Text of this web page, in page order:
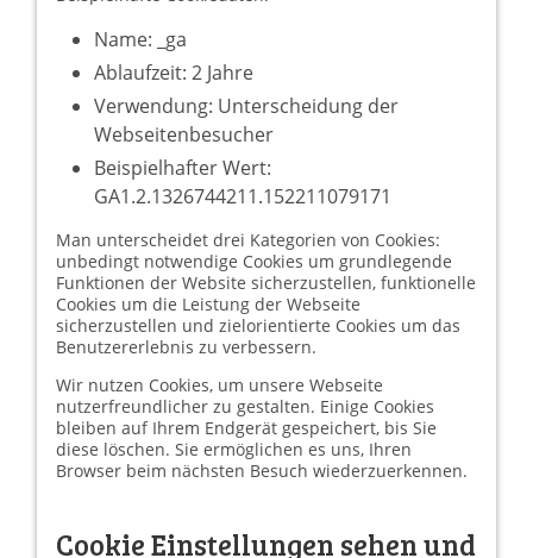
Name: _ga
Ablaufzeit: 2 Jahre
Verwendung: Unterscheidung der
Webseitenbesucher
Beispielhafter Wert:
GA1.2.1326744211.152211079171
Man unterscheidet drei Kategorien von Cookies:
unbedingt notwendige Cookies um grundlegende
Funktionen der Website sicherzustellen, funktionelle
Cookies um die Leistung der Webseite
sicherzustellen und zielorientierte Cookies um das
Benutzererlebnis zu verbessern.
Wir nutzen Cookies, um unsere Webseite
nutzerfreundlicher zu gestalten. Einige Cookies
bleiben auf Ihrem Endgerät gespeichert, bis Sie
diese löschen. Sie ermöglichen es uns, Ihren
Browser beim nächsten Besuch wiederzuerkennen.
Cookie Einstellungen sehen und